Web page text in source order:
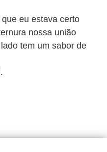
eu estava certo
nossa união
tem um sabor de